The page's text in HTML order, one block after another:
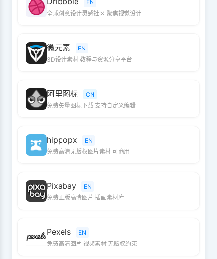
EN
全球创意设计灵感社区 聚焦视觉设计
微元素
EN
3D设计素材 教程与资源分享平台
阿里图标
CN
免费矢量图标下载 支持自定义编辑
hippopx
EN
免费高清无版权图片素材 可商用
Pixabay
EN
免费正版高清图片 插画素材库
Pexels
EN
免费高清图片 视频素材 无版权约束